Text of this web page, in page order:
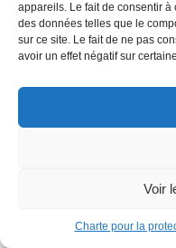
appareils. Le fait de consentir
des données telles que le
sur ce site. Le fait de ne pas
avoir un effet négatif sur
Voir
Charte pour la
© ALL RIGHTS